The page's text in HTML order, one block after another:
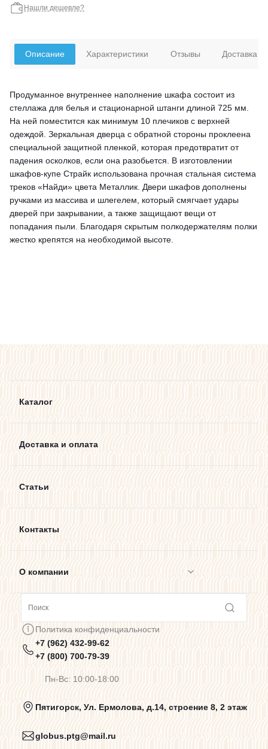
Нашли дешевле?
Описание
Продуманное внутреннее наполнение шкафа состоит из
стеллажа для белья и стационарной штанги длиной 725 мм.
На ней поместится как минимум 10 плечиков с верхней
одеждой. Зеркальная дверца с обратной стороны проклеена
специальной защитной пленкой, которая предотвратит от
падения осколков, если она разобьется. В изготовлении
шкафов-купе Страйк использована прочная стальная система
треков «Найди» цвета Металлик. Двери шкафов дополнены
ручками из массива и шлегелем, который смягчает удары
дверей при закрывании, а также защищают вещи от
попадания пыли. Благодаря скрытым полкодержателям полки
жестко крепятся на необходимой высоте.
Характеристики Отзывы Доставка
Каталог
Доставка и оплата
Статьи
Контакты
О компании
Предупреждения о цветопередаче
Политика конфиденциальности
Пользовательское соглашение
Политика конфиденциальности
+7 (962) 432-99-62
+7 (800) 700-79-39
Пн-Вс: 10:00-18:00
Пятигорск, Ул. Ермолова, д.14, строение 8, 2 этаж
globus.ptg@mail.ru